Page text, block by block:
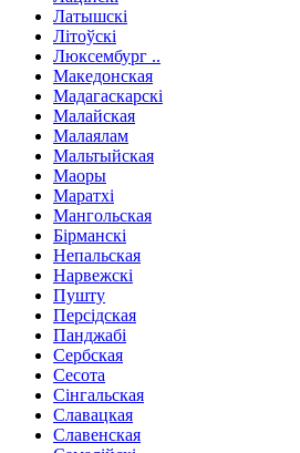
Латышскі
Літоўскі
Люксембург ..
Македонская
Мадагаскарскі
Малайская
Малаялам
Мальтыйская
Маоры
Маратхі
Мангольская
Бірманскі
Непальская
Нарвежскі
Пушту
Персідская
Панджабі
Сербская
Сесота
Сінгальская
Славацкая
Славенская